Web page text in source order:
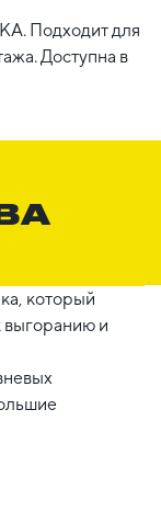
Подходит для
Доступна в
который
выгоранию и